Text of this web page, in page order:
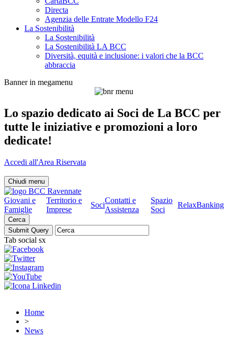
Directa
Agenzia delle Entrate Modello F24
La Sostenibilità
La Sostenibilità
La Sostenibilità LA BCC
Diversità, equità e inclusione: i valori che la BCC
abbraccia
Banner in megamenu
Lo spazio dedicato ai Soci de La BCC per
tutte le iniziative e promozioni a loro
dedicate!
Accedi all'Area Riservata
Chiudi menu
Giovani e
Famiglie
Territorio e
Imprese
Soci
Contatti e
Assistenza
Spazio
Soci
RelaxBanking
Cerca
Tab social sx
Home
>
News